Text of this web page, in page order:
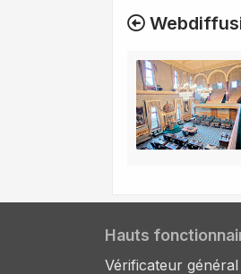
Hauts
Vérificateur général